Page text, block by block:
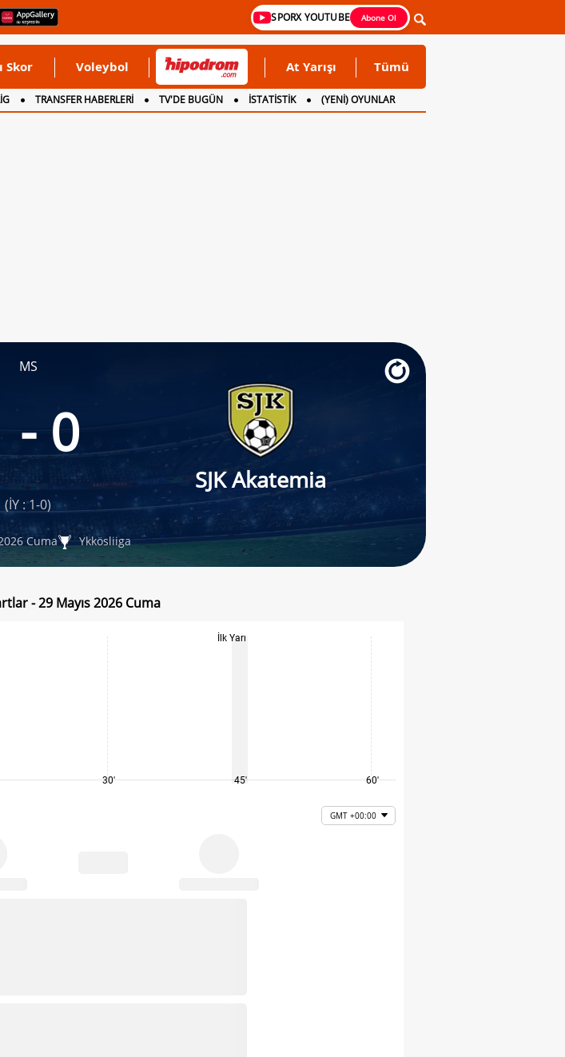
SPORX YOUTUBE Abone Ol
Skor Voleybol At Yarışı Tümü
TRANSFER HABERLERİ TV'DE BUGÜN İSTATİSTİK
(YENİ) OYUNLAR
MS
- 0
SJK Akatemia
(İY : 1-0)
Cuma Ykkösliiga
- 29 Mayıs 2026 Cuma
30'
İlk Yarı
45' 60'
GMT +00:00